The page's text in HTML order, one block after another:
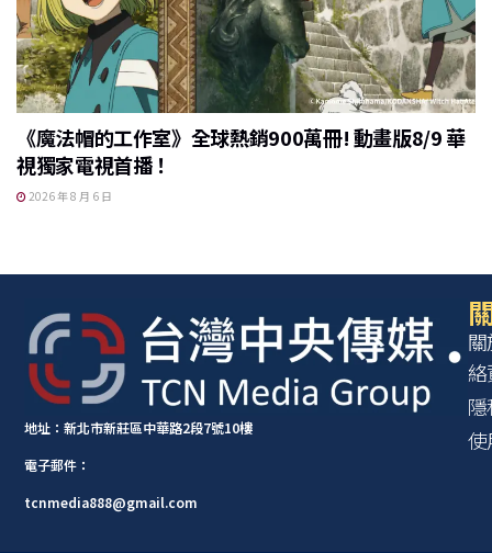
《魔法帽的工作室》全球熱銷900萬冊! 動畫版8/9 華
視獨家電視首播！
2026 年 8 月 6 日
地址：新北市新莊區中華路2段7號10樓
電子郵件：
tcnmedia888@gmail.com